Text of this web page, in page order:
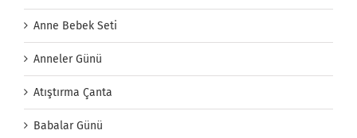
Anne Bebek Seti
Anneler Günü
Atıştırma Çanta
Babalar Günü